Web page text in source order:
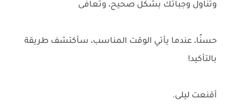
وتناول وجباتك بشكل صحيح، وتعافى
حسنًا، عندما يأتي الوقت المناسب، سأكتشف طريقة
بالتأكيد!
أقنعت ليلى.